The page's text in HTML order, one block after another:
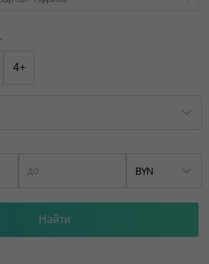
риэлтерских услуг № 447/6, от
4+
BYN